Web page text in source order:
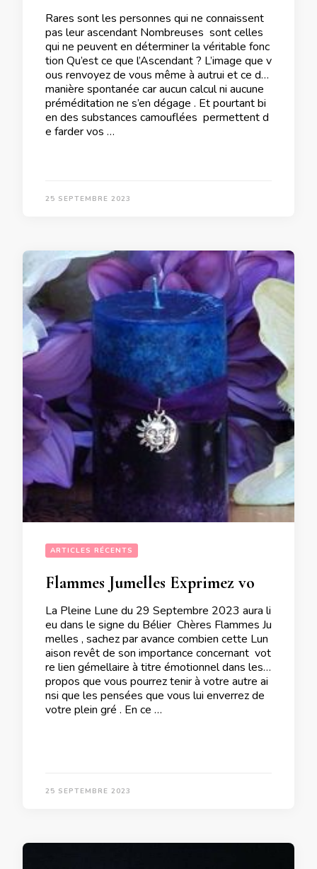
Rares sont les personnes qui ne connaissent
pas leur ascendant Nombreuses sont celles
qui ne peuvent en déterminer la véritable fonc
tion Qu’est ce que l’Ascendant ? L’image que v
ous renvoyez de vous même à autrui et ce de
manière spontanée car aucun calcul ni aucune
préméditation ne s’en dégage . Et pourtant bi
en des substances camouflées permettent d
e farder vos …
25 SEPTEMBRE 2023
ARTICLES RÉCENTS
La Pleine Lune du 29 Septembre 2023 aura li
eu dans le signe du Bélier Chères Flammes Ju
melles , sachez par avance combien cette Lun
aison revêt de son importance concernant vot
re lien gémellaire à titre émotionnel dans les
propos que vous pourrez tenir à votre autre ai
nsi que les pensées que vous lui enverrez de
votre plein gré . En ce …
25 SEPTEMBRE 2023